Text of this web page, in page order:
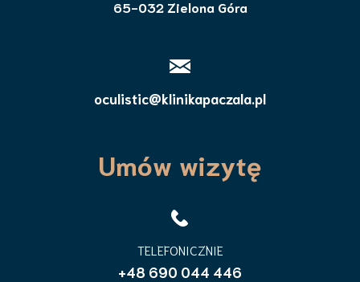
65-032 Zielona Góra
oculistic@klinikapaczala.pl
Umów wizytę
TELEFONICZNIE
+48 690 044 446